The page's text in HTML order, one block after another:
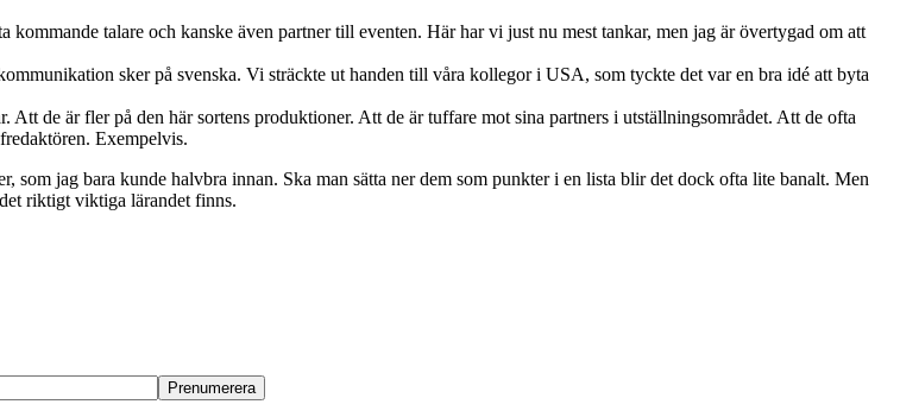
talare och kanske även partner till eventen. Här har vi just nu mest tankar, men jag är övertygad om att
sker på svenska. Vi sträckte ut handen till våra kollegor i USA, som tyckte det var en bra idé att byta
de är fler på den här sortens produktioner. Att de är tuffare mot sina partners i utställningsområdet. Att de ofta
Exempelvis.
som jag bara kunde halvbra innan. Ska man sätta ner dem som punkter i en lista blir det dock ofta lite banalt. Men
riktigt viktiga lärandet finns.